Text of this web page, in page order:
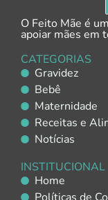
O Feito Mãe é
apoiar mães em
CATEGORIAS
Gravidez
Bebê
Maternidade
Receitas e
Notícias
INSTITUCIONAL
Home